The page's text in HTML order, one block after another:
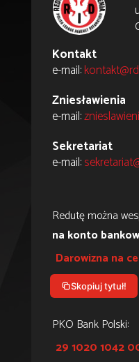
Kontakt
e-mail:
Zniesławienia
e-mail:
Sekretariat
e-mail:
Redutę można
na konto
Darowizna na
Skopiuj tytuł!
PKO Bank Polski:
29 1020 1042